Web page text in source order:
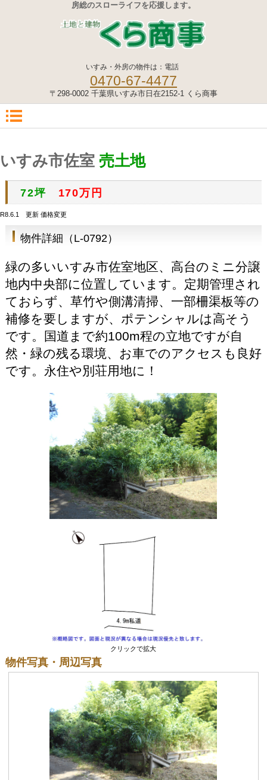
房総のスローライフを応援します。
いすみ・外房の物件は：電話
0470-67-4477
〒298-0002 千葉県いすみ市日在2152-1 くら商事
いすみ市佐室 売土地
72坪 170万円
R8.6.1 更新 価格変更
物件詳細（L-0792）
緑の多いいすみ市佐室地区、高台のミニ分譲
地内中央部に位置しています。定期管理され
ておらず、草竹や側溝清掃、一部柵渠板等の
補修を要しますが、ポテンシャルは高そう
です。国道まで約100m程の立地ですが自
然・緑の残る環境、お車でのアクセスも良好
です。永住や別荘用地に！
クリックで拡大
物件写真・周辺写真